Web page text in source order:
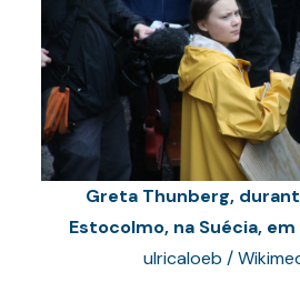
Greta Thunberg,
Estocolmo, na Suécia, em
ulricaloeb /